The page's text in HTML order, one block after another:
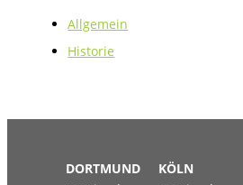
Allgemein
Historie
DORTMUND
KÖLN